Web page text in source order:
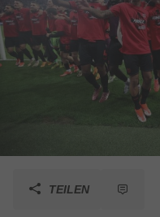
TEILEN